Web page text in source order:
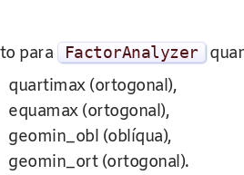
para
FactorAnalyzer
quartimax (ortogonal),
equamax (ortogonal),
geomin_obl (oblíqua),
geomin_ort (ortogonal).